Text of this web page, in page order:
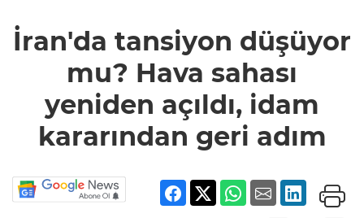
sahası
yeniden
açıldı,
idam
kararından
geri adım
İran'da tansiyon düşüyor
mu? Hava sahası
yeniden açıldı, idam
kararından geri adım